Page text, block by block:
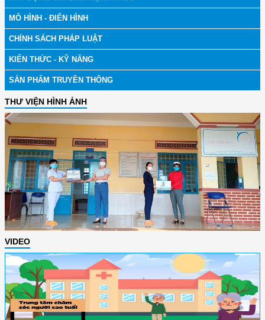
MÔ HÌNH - ĐIỂN HÌNH
CHÍNH SÁCH PHÁP LUẬT
KIẾN THỨC - KỸ NĂNG
SẢN PHẨM TRUYỀN THÔNG
THƯ VIỆN HÌNH ẢNH
VIDEO